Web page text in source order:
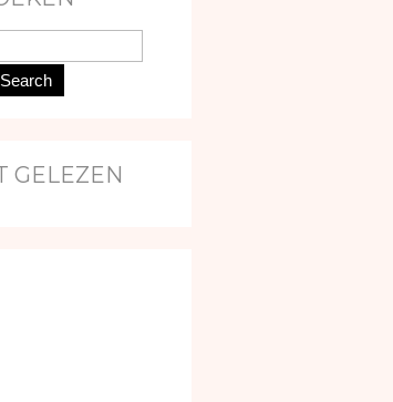
Search
GELEZEN